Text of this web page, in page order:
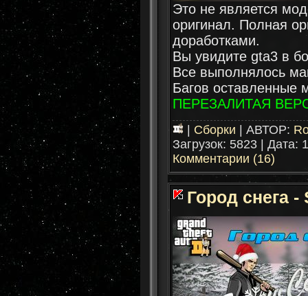
Это не является
оригинал. Полная
доработками.
Вы увидите gta3 в
Все выполнялось
Багов оставленные
ПЕРЕЗАЛИТАЯ
Сборки | АВТОР:
Загрузок: 5823 | Дата:
Комментарии (16)
Город снега -